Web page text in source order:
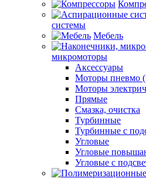
системы
Мебель
микромоторы
Аксессуары
Моторы пневмо
Моторы
Прямые
Смазка, очистка
Турбинные
Турбинные с
Угловые
Угловые
Угловые с